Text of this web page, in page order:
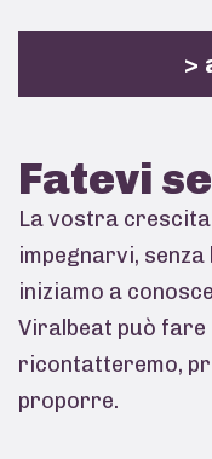
>
Fatevi
La vostra crescita
impegnarvi,
iniziamo a
Viralbeat può fare
ricontatteremo,
proporre.